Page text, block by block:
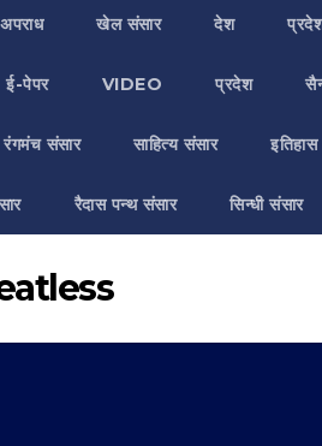
अपराध खेल संसार देश
ई-पेपर VIDEO प्रदेश
रंगमंच संसार साहित्य संसार
रैदास पन्थ संसार सिन्धी संसार